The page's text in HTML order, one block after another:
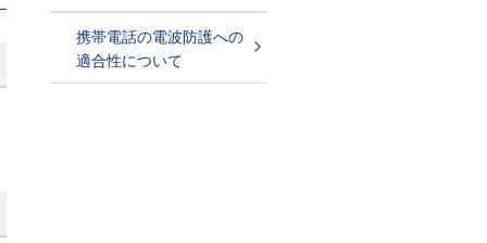
携帯電話の電波防護への
適合性について